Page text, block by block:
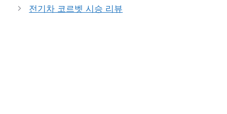
전기차 코르벳 시승 리뷰